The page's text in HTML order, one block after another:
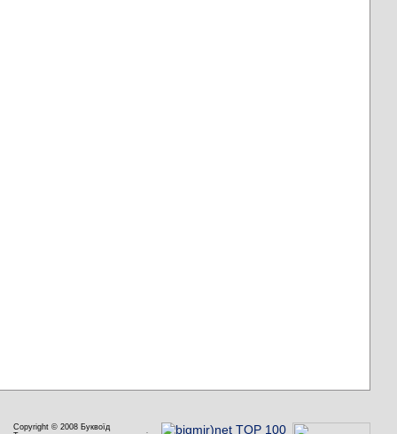
Copyright © 2008 Буквоїд